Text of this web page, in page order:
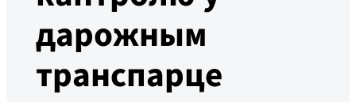
дарожным
транспарце